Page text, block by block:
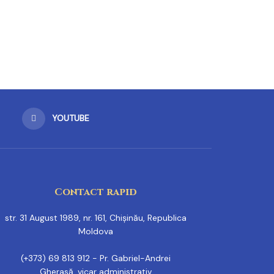
YOUTUBE
Contact rapid
str. 31 August 1989, nr. 161, Chișinău, Republica
Moldova
(+373) 69 813 912 - Pr. Gabriel-Andrei
Gherasă, vicar administrativ